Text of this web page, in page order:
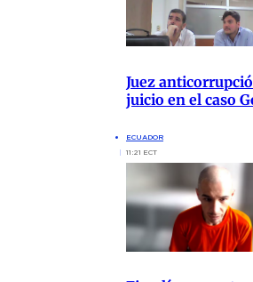
Juez
juicio en el caso
ECUADOR
11:21 ECT